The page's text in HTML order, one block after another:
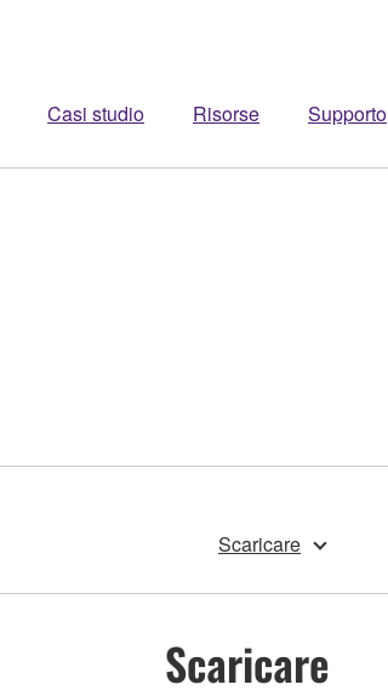
Casi studio Risorse Supporto
Scaricare
Scaricare